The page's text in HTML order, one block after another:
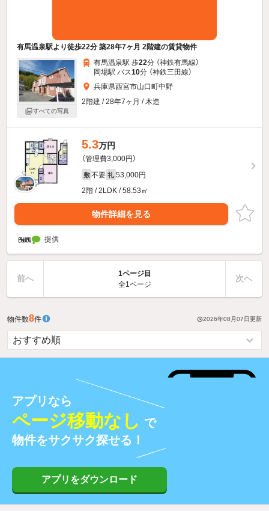
有馬温泉駅より徒歩22分 築28年7ヶ月 2階建の賃貸物件
すべての写真
有馬温泉駅 歩22分 （神鉄有馬線）
岡場駅 バス10分 （神鉄三田線）
兵庫県西宮市山口町中野
2階建 / 28年7ヶ月 / 木造
5.3万円
（管理費3,000円）
敷 不要 礼 53,000円
2階 / 2LDK / 58.53㎡
物件詳細を見る
提供
前へ
1ページ目
全1ページ
次へ
物件数8件 2026年08月07日更新
アプリなら
ページ移動なし で
物件をサクサク探せる！
アプリをダウンロード